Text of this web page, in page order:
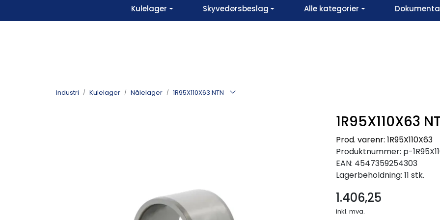
Kulelager Skyvedørsbeslag Alle kategorier
Industri Kulelager Nålelager 1R95X110X63 NTN
1R95X110X63
Prod. varenr: 1R95X110X63
Produktnummer: p-
EAN: 4547359254303
Lagerbeholdning: 11 stk.
1.406,25
inkl. mva.